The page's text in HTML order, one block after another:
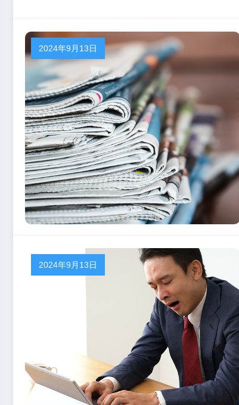
2024年9月13日
2024年9月13日